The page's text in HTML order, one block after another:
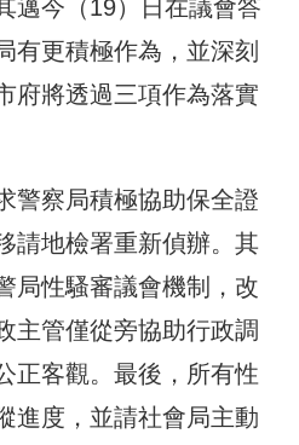
邁今（19）日在議會答
有更積極作為，並深刻
府將透過三項作為落實
警察局積極協助保全證
請地檢署重新偵辦。其
局性騷審議會機制，改
主管僅從旁協助行政調
正客觀。最後，所有性
進度，並請社會局主動